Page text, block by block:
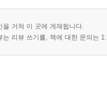
을 거쳐 이 곳에 게재됩니다.
는 리뷰 쓰기를, 책에 대한 문의는